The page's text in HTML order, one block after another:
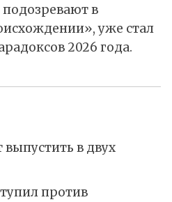
подозревают в
уже стал
2026 года.
выпустить в двух
против